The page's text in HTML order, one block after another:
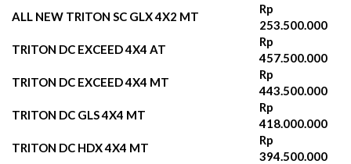
ALL NEW TRITON SC GLX 4X2 MT
Rp
253.500.000
TRITON DC EXCEED 4X4 AT
Rp
457.500.000
TRITON DC EXCEED 4X4 MT
Rp
443.500.000
TRITON DC GLS 4X4 MT
Rp
418.000.000
TRITON DC HDX 4X4 MT
Rp
394.500.000